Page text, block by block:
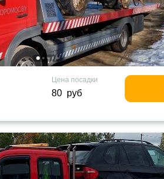
Цена посадки
80 руб